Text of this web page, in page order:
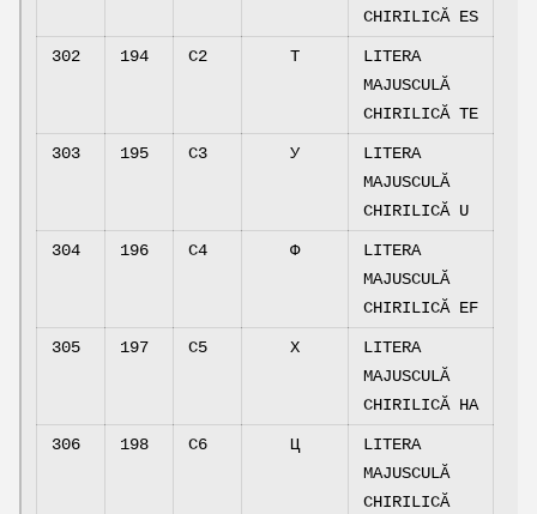
CHIRILICĂ ES
302 194 C2 Т
LITERA
MAJUSCULĂ
CHIRILICĂ TE
303 195 C3 У
LITERA
MAJUSCULĂ
CHIRILICĂ U
304 196 C4 Ф
LITERA
MAJUSCULĂ
CHIRILICĂ EF
305 197 C5 Х
LITERA
MAJUSCULĂ
CHIRILICĂ HA
306 198 C6 Ц
LITERA
MAJUSCULĂ
CHIRILICĂ